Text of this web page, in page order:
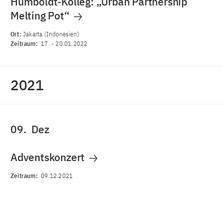
Melting Pot“
Ort: Jakarta (Indonesien)
Zeitraum: 17. - 20.01.2022
2021
09. Dez
Adventskonzert
Zeitraum: 09.12.2021